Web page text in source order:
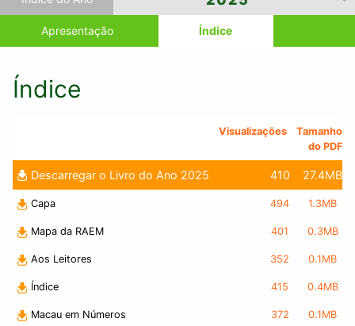
Apresentação Índice
Índice
Visualizações
Tamanho
do PDF
Descarregar o Livro do Ano 2025 410 27.4MB
Capa 494 1.3MB
Mapa da RAEM 401 0.3MB
Aos Leitores 352 0.1MB
Índice 415 0.4MB
Macau em Números 372 0.1MB